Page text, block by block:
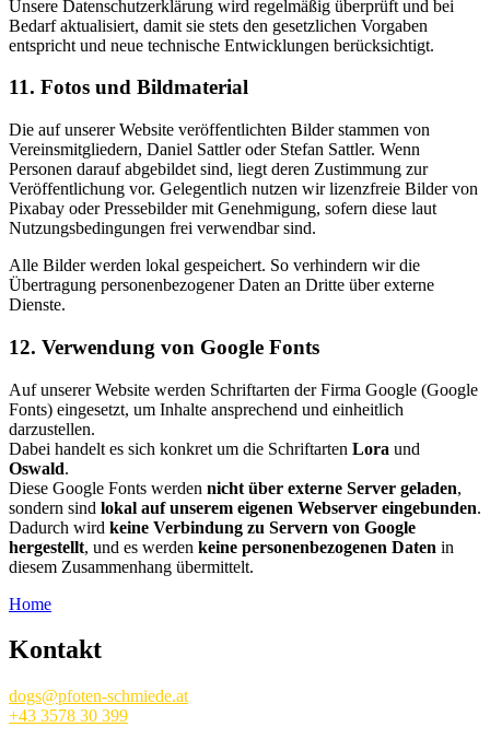
Unsere Datenschutzerklärung wird regelmäßig überprüft und bei
Bedarf aktualisiert, damit sie stets den gesetzlichen Vorgaben
entspricht und neue technische Entwicklungen berücksichtigt.
11. Fotos und Bildmaterial
Die auf unserer Website veröffentlichten Bilder stammen von
Vereinsmitgliedern, Daniel Sattler oder Stefan Sattler. Wenn
Personen darauf abgebildet sind, liegt deren Zustimmung zur
Veröffentlichung vor. Gelegentlich nutzen wir lizenzfreie Bilder von
Pixabay oder Pressebilder mit Genehmigung, sofern diese laut
Nutzungsbedingungen frei verwendbar sind.
Alle Bilder werden lokal gespeichert. So verhindern wir die
Übertragung personenbezogener Daten an Dritte über externe
Dienste.
12. Verwendung von Google Fonts
Auf unserer Website werden Schriftarten der Firma Google (Google
Fonts) eingesetzt, um Inhalte ansprechend und einheitlich
darzustellen.
Dabei handelt es sich konkret um die Schriftarten Lora und
Oswald.
Diese Google Fonts werden nicht über externe Server geladen,
sondern sind lokal auf unserem eigenen Webserver eingebunden.
Dadurch wird keine Verbindung zu Servern von Google
hergestellt, und es werden keine personenbezogenen Daten in
diesem Zusammenhang übermittelt.
Home
Kontakt
dogs@pfoten-schmiede.at
+43 3578 30 399